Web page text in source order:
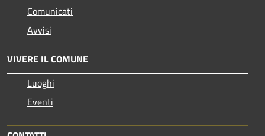
Comunicati
Avvisi
VIVERE IL COMUNE
Luoghi
Eventi